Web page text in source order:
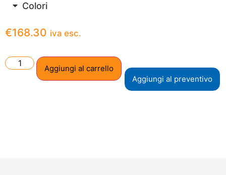
Colori
€168.30 iva esc.
Aggiungi al carrello
Aggiungi al preventivo